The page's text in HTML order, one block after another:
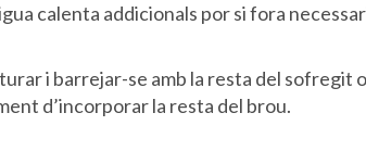
calenta addicionals por si fora
i barrejar-se amb la resta del sofregit
d’incorporar la resta del brou.